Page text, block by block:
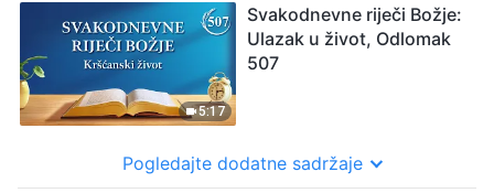
5:17
Svakodnevne riječi Božje:
Ulazak u život, Odlomak
507
Pogledajte dodatne sadržaje